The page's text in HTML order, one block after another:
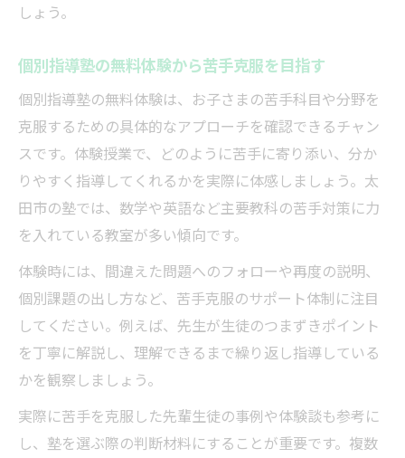
しょう。
個別指導塾の無料体験から苦手克服を目指す
個別指導塾の無料体験は、お子さまの苦手科目や分野を
克服するための具体的なアプローチを確認できるチャン
スです。体験授業で、どのように苦手に寄り添い、分か
りやすく指導してくれるかを実際に体感しましょう。太
田市の塾では、数学や英語など主要教科の苦手対策に力
を入れている教室が多い傾向です。
体験時には、間違えた問題へのフォローや再度の説明、
個別課題の出し方など、苦手克服のサポート体制に注目
してください。例えば、先生が生徒のつまずきポイント
を丁寧に解説し、理解できるまで繰り返し指導している
かを観察しましょう。
実際に苦手を克服した先輩生徒の事例や体験談も参考に
し、塾を選ぶ際の判断材料にすることが重要です。複数